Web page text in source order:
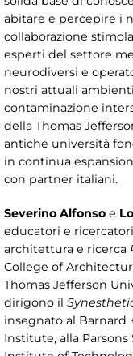
abitare e percepire i
collaborazione
esperti del settore
neurodiversi e
nostri attuali
contaminazione
della Thomas
antiche università
in continua
con partner italiani.
Severino Alfonso e
educatori e
architettura e ricerca
College of
Thomas Jefferson
dirigono il
insegnato al Barnard
Institute, alla